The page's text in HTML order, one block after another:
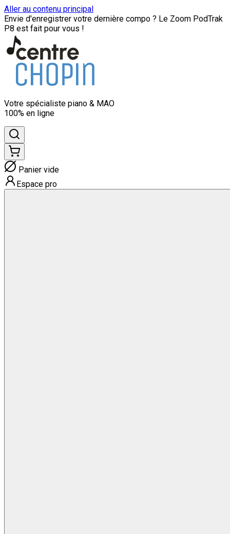
Aller au contenu principal
Envie d'enregistrer votre dernière compo ? Le Zoom PodTrak
P8 est fait pour vous !
Votre spécialiste piano & MAO
100% en ligne
Panier vide
Espace pro